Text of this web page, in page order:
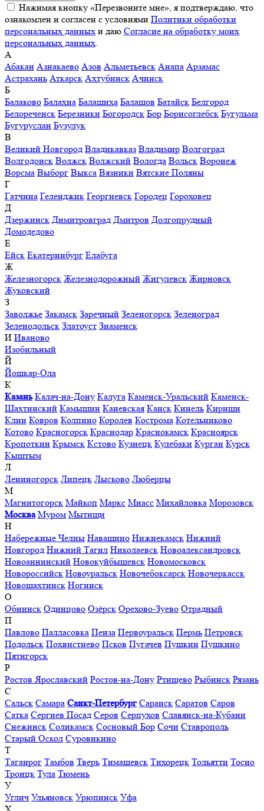
Нажимая кнопку «Перезвоните мне», я подтверждаю, что
ознакомлен и согласен с условиями Политики обработки
персональных данных и даю Согласие на обработку моих
персональных данных.
А
Абакан Азнакаево Азов Альметьевск Анапа Арзамас
Астрахань Аткарск Ахтубинск Ачинск
Б
Балаково Балахна Балашиха Балашов Батайск Белгород
Белореченск Березники Богородск Бор Борисоглебск Бугульма
Бугуруслан Бузулук
В
Великий Новгород Владикавказ Владимир Волгоград
Волгодонск Волжск Волжский Вологда Вольск Воронеж
Ворсма Выборг Выкса Вязники Вятские Поляны
Г
Гатчина Геленджик Георгиевск Городец Гороховец
Д
Дзержинск Димитровград Дмитров Долгопрудный
Домодедово
Е
Ейск Екатеринбург Елабуга
Ж
Железногорск Железнодорожный Жигулевск Жирновск
Жуковский
З
Заволжье Закамск Заречный Зеленогорск Зеленоград
Зеленодольск Златоуст Знаменск
И Иваново
Изобильный
Й
Йошкар-Ола
К
Казань Калач-на-Дону Калуга Каменск-Уральский Каменск-
Шахтинский Камышин Каневская Канск Кинель Кириши
Клин Ковров Колпино Королев Кострома Котельниково
Котово Красногорск Краснодар Краснокамск Красноярск
Кропоткин Крымск Кстово Кузнецк Кулебаки Курган Курск
Кыштым
Л
Лениногорск Липецк Лысково Люберцы
М
Магнитогорск Майкоп Маркс Миасс Михайловка Морозовск
Москва Муром Мытищи
Н
Набережные Челны Навашино Нижнекамск Нижний
Новгород Нижний Тагил Николаевск Новоалександровск
Новоаннинский Новокуйбышевск Новомосковск
Новороссийск Новоуральск Новочебоксарск Новочеркасск
Новошахтинск Ногинск
О
Обнинск Одинцово Озёрск Орехово-Зуево Отрадный
П
Павлово Палласовка Пенза Первоуральск Пермь Петровск
Подольск Похвистнево Псков Пугачев Пушкин Пушкино
Пятигорск
Р
Ростов Ярославский Ростов-на-Дону Ртищево Рыбинск Рязань
С
Сальск Самара Санкт-Петербург Саранск Саратов Саров
Сатка Сергиев Посад Серов Серпухов Славянск-на-Кубани
Снежинск Соликамск Сосновый Бор Сочи Ставрополь
Старый Оскол Суровикино
Т
Таганрог Тамбов Тверь Тимашевск Тихорецк Тольятти Тосно
Троицк Тула Тюмень
У
Углич Ульяновск Урюпинск Уфа